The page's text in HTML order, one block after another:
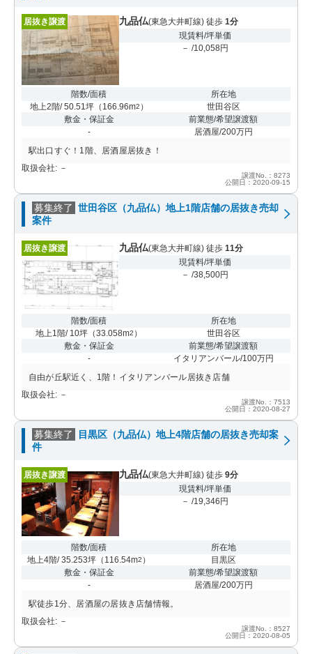
居抜き譲渡 九品仏(東急大井町線) 徒歩 1分
現賃料/坪単価
－ /10,058円
階数/面積
地上2階/ 50.51坪（ 166.96m2 ）
所在地
世田谷区
敷金・保証金
-
前業態/希望譲渡額
居酒屋/200万円
駅出口すぐ！1階、居酒屋居抜き！
取扱会社: －
譲渡No.：8273
公開日：2020-09-15
募集終了 世田谷区（九品仏）地上1階店舗の居抜き売却
案件
居抜き譲渡 九品仏(東急大井町線) 徒歩 11分
現賃料/坪単価
－ /38,500円
階数/面積
地上1階/ 10坪 （33.058m2 ）
所在地
世田谷区
敷金・保証金
-
前業態/希望譲渡額
イタリアンバール/100万円
自由が丘駅近く、1階！イタリアンバール居抜き店舗
取扱会社: －
譲渡No.：7513
公開日：2020-08-27
募集終了
目黒区（九品仏）地上4階店舗の居抜き売却案
件
居抜き譲渡 九品仏(東急大井町線) 徒歩 9分
現賃料/坪単価
－ /19,346円
階数/面積
地上4階/ 35.253坪 （ 116.54m2 ）
所在地
目黒区
敷金・保証金
-
前業態/希望譲渡額
居酒屋/200万円
駅徒歩1分、居酒屋の居抜き店舗情報。
取扱会社: －
譲渡No.：8527
公開日：2020-08-05